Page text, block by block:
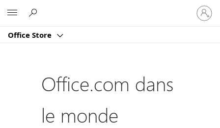
Office Store
vous
à
compte
Office.com dans
le monde